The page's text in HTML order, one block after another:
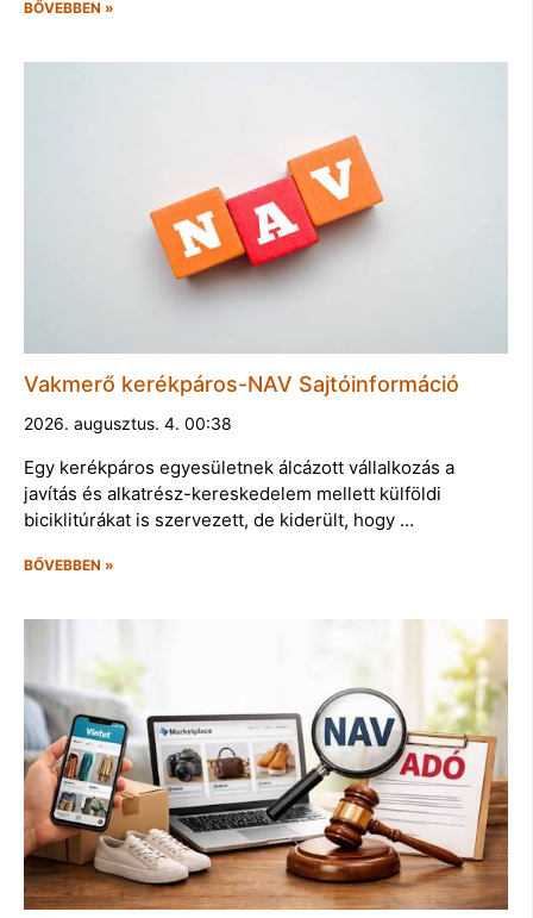
BŐVEBBEN »
Vakmerő kerékpáros-NAV Sajtóinformáció
2026. augusztus. 4. 00:38
Egy kerékpáros egyesületnek álcázott vállalkozás a
javítás és alkatrész-kereskedelem mellett külföldi
biciklitúrákat is szervezett, de kiderült, hogy …
BŐVEBBEN »